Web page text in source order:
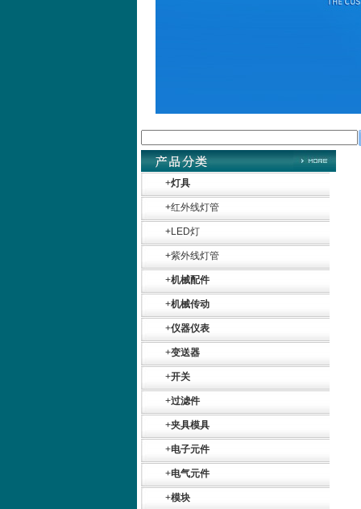
+灯具
+红外线灯管
+LED灯
+紫外线灯管
+机械配件
+机械传动
+仪器仪表
+变送器
+开关
+过滤件
+夹具模具
+电子元件
+电气元件
+模块